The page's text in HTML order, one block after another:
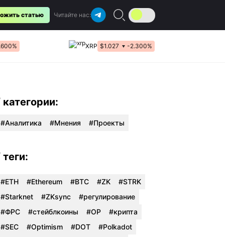
статью Читайте нас:
XRP $1.027 -2.300%
категории:
Аналитика Мнения Проекты
теги:
#ETH #Ethereum #BTC #ZK
#STRK
#Starknet
#ZKsync
#регулирование
#ФРС
#стейблкоины #OP
#крипта
#SEC
#Optimism #DOT
#Polkadot